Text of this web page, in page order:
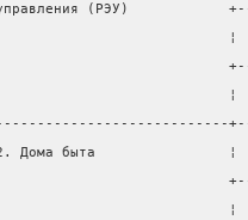
(РЭУ)
¦
¦
Дома быта
¦